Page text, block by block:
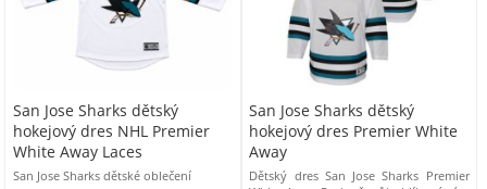
San Jose Sharks dětský
hokejový dres NHL Premier
White Away Laces
San Jose Sharks dětské oblečení
San Jose Sharks dětský
hokejový dres Premier White
Away
Dětský dres San Jose Sharks Premier